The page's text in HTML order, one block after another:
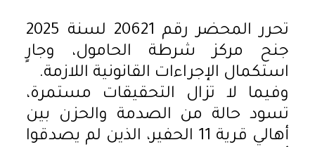
تحرر المحضر رقم 20621 لسنة 2025
جنح مركز شرطة الحامول، وجارٍ
استكمال الإجراءات القانونية اللازمة.
وفيما لا تزال التحقيقات مستمرة،
تسود حالة من الصدمة والحزن بين
أهالي قرية 11 الحفير، الذين لم يصدقوا